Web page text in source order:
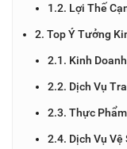
1.2. Lợi Thế
2. Top Ý Tưởng
2.1. Kinh
2.2. Dịch Vụ
2.3. Thực
2.4. Dịch Vụ Vệ